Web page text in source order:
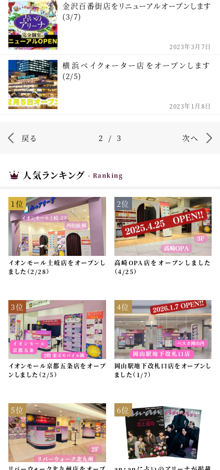
金沢百番街店をリニューアルオープンします
(3/7)
2023年3月7日
横浜ベイクォーター店をオープンします
(2/5)
2023年1月8日
戻る 2 / 3 次へ
人気ランキング
イオンモール土岐店をオープンし
ました（2/28）
1位
高崎OPA店をオープンしました
（4/25）
2位
イオンモール京都五条店をオープ
ンしました（2/5）
3位
岡山駅地下改札口店をオープンし
ました（1/7）
4位
5位 6位